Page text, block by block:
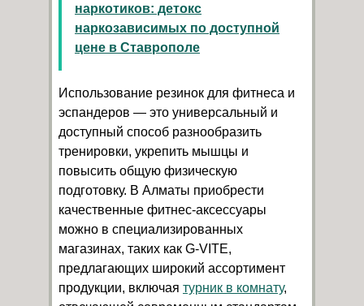
наркотиков: детокс
наркозависимых по доступной
цене в Ставрополе
Использование резинок для фитнеса и
эспандеров — это универсальный и
доступный способ разнообразить
тренировки, укрепить мышцы и
повысить общую физическую
подготовку. В Алматы приобрести
качественные фитнес-аксессуары
можно в специализированных
магазинах, таких как G-VITE,
предлагающих широкий ассортимент
продукции, включая турник в комнату,